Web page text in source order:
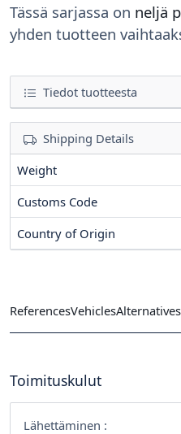
Tässä sarjassa on neljä
yhden tuotteen
Tiedot tuotteesta
Shipping Details
Weight
Customs Code
Country of Origin
ReferencesVehiclesAlternatives
Toimituskulut
Lähettäminen :